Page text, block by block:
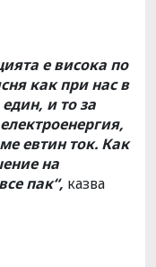
е висока по
как при нас в
и то за
електроенергия,
евтин ток. Как
на
пак“, казва